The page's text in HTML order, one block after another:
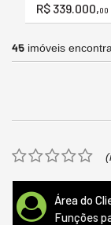
R$ 339.000,00
45 imóveis
Área do
Funções